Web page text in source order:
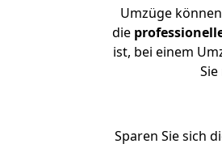
Umzüge
die
ist, bei einem
Sparen Sie sich